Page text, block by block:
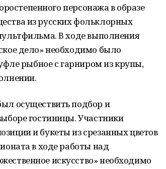
персонажа в образе
из русских фольклорных
В ходе выполнения
дело» необходимо было
рыбное с гарниром из крупы,
осуществить подбор и
гостиницы. Участники
и букеты из срезанных цветов
в ходе работы над
искусство» необходимо